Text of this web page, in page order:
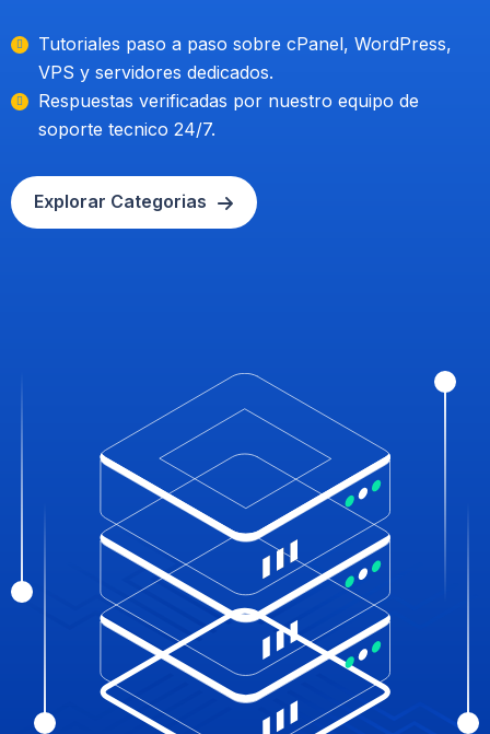
Tutoriales paso a paso sobre cPanel, WordPress,
VPS y servidores dedicados.
Respuestas verificadas por nuestro equipo de
soporte tecnico 24/7.
Explorar Categorias